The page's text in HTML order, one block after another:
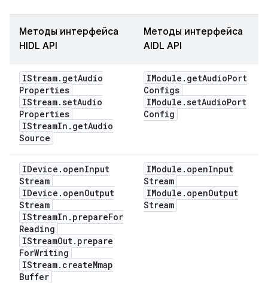
Методы интерфейса
HIDL API
Методы интерфейса
AIDL API
IStream. getAudio
Properties
IStream.setAudio
Properties
IStreamIn . getAudio
Source
IModule . getAudioPort
Configs
IModule .setAudioPort
Config
IDevice . openInput
Stream
IDevice . openOutput
Stream
IStreamIn . prepareFor
Reading
IStreamOut. prepare
ForWriting
IStream. createMmap
Buffer
IModule . openInput
Stream
IModule . openOutput
Stream